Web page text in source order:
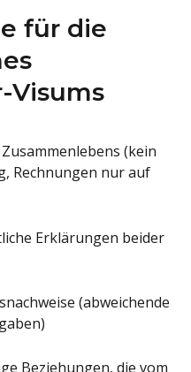
für die
Visums
(kein
Rechnungen nur auf
Erklärungen beider
(abweichende
Beziehungen, die vom